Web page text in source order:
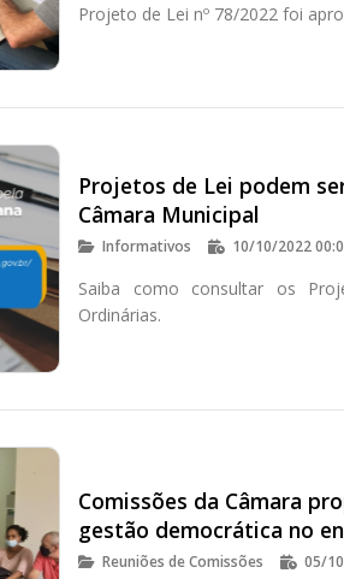
Projeto de Lei nº 78/2022 foi
Projetos de Lei podem
Câmara Municipal
Informativos 10/10/2022
Saiba como consultar os
Ordinárias.
Comissões da Câmara
gestão democrática no
Reuniões de Comissões 05/